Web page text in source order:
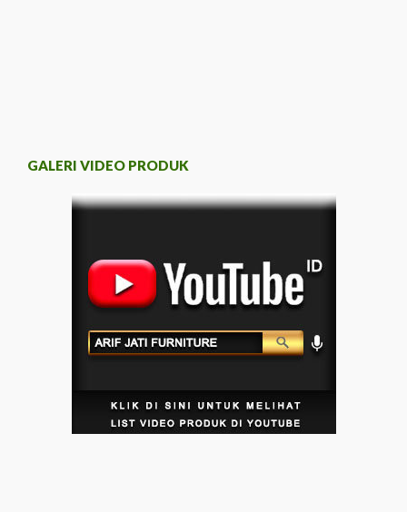
GALERI VIDEO PRODUK